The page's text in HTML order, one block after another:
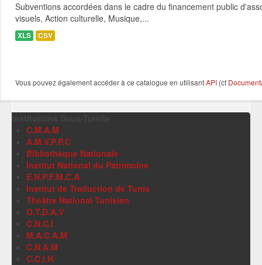
Subventions accordées dans le cadre du financement public
visuels, Action culturelle, Musique,...
XLS CSV
Vous pouvez également accéder à ce catalogue en utilisantAPI (cf
C.M.A.M
A.M.V.P.P.C
Bibliothèque Nationale
Institut National du Patrimoine
E.N.P.F.M.C.A
Institut de Traduction de Tunis
Théâtre National Tunisien
O.T.D.A.V
C.N.C.I
M.A.C.A.M
C.N.A.M
C.C.I.H